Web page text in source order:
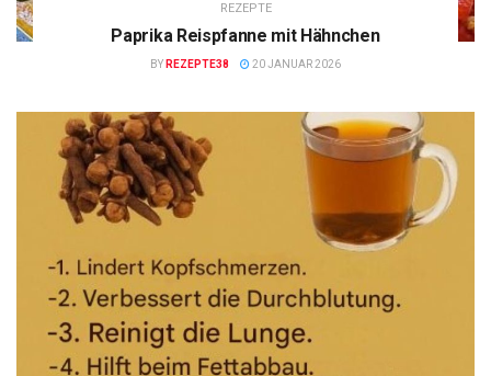
REZEPTE
Paprika Reispfanne mit Hähnchen
BY REZEPTE38 20 JANUAR 2026